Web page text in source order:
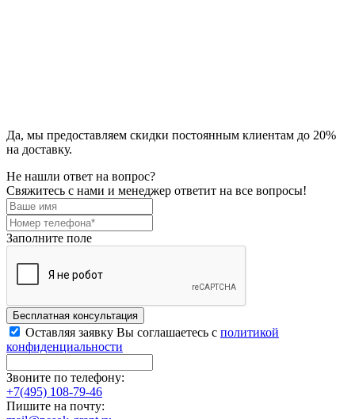
Да, мы предоставляем скидки постоянным клиентам до 20%
на доставку.
Не нашли ответ на вопрос?
Свяжитесь с нами и менеджер ответит на все вопросы!
Заполните поле
Бесплатная консультация
Оставляя заявку Вы соглашаетесь с политикой
конфиденциальности
Звоните по телефону:
+7(495) 108-79-46
Пишите на почту: